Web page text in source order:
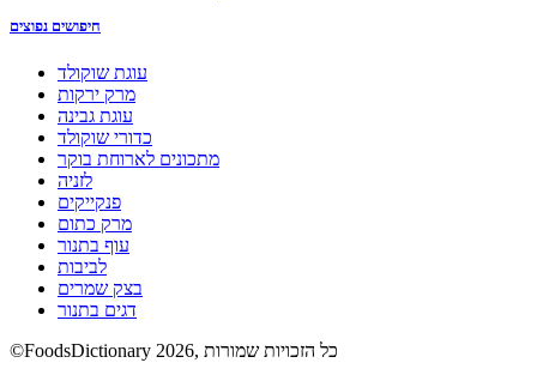
חיפושים נפוצים
עוגת שוקולד
מרק ירקות
עוגת גבינה
כדורי שוקולד
מתכונים לארוחת בוקר
לזניה
פנקייקים
מרק כתום
עוף בתנור
לביבות
בצק שמרים
דגים בתנור
©FoodsDictionary 2026, כל הזכויות שמורות